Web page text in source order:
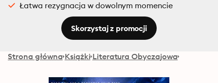
Łatwa rezygnacja w dowolnym momencie
Skorzystaj z promocji
Strona główna Książki Literatura Obyczajowa